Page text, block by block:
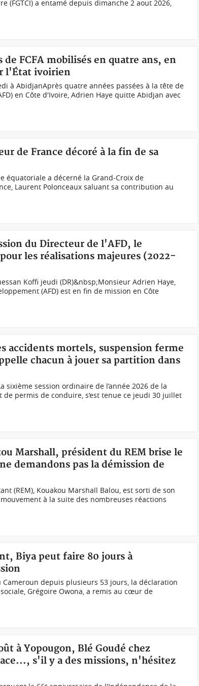
(FGTCI) a entamé depuis dimanche 2 aout 2026,
FCFA mobilisés en quatre ans, en
l'État ivoirien
à AbidjanAprès quatre années passées à la tête de
en Côte d'Ivoire, Adrien Haye quitte Abidjan avec
de France décoré à la fin de sa
équatoriale a décerné la Grand-Croix de
Laurent Polonceaux saluant sa contribution au
du Directeur de l'AFD, le
les réalisations majeures (2022-
Koffi jeudi (DR)&nbsp;Monsieur Adrien Haye,
(AFD) est en fin de mission en Côte
accidents mortels, suspension ferme
chacun à jouer sa partition dans
sixième session ordinaire de l’année 2026 de la
permis de conduire, s‘est tenue ce jeudi 30 juillet
Marshall, président du REM brise le
demandons pas la démission de
(REM), Kouakou Marshall Balou, est sorti de son
à la suite des nombreuses réactions
Biya peut faire 80 jours à
Cameroun depuis plusieurs 53 jours, la déclaration
Grégoire Owona, a remis au cœur de
à Yopougon, Blé Goudé chez
s'il y a des missions, n'hésitez